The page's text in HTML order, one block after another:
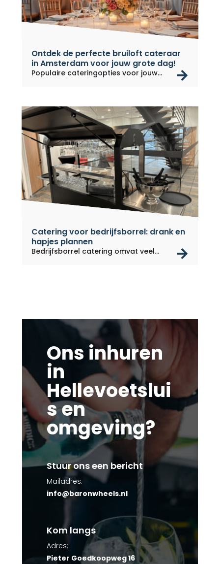
Ontdek de perfecte bruiloft cateraar
in Amsterdam voor jouw grote dag!
Populaire cateringopties voor jouw...
Catering voor bedrijfsborrel: drank en
hapjes plannen
Bedrijfsborrel catering omvat veel...
Ons inhuren
in
Hellevoetslui
s en
omgeving?
Stuur ons een bericht
Mailadres:
info@baronwheels.nl
Kom langs
Adres:
Pieter Goedkoopweg 16